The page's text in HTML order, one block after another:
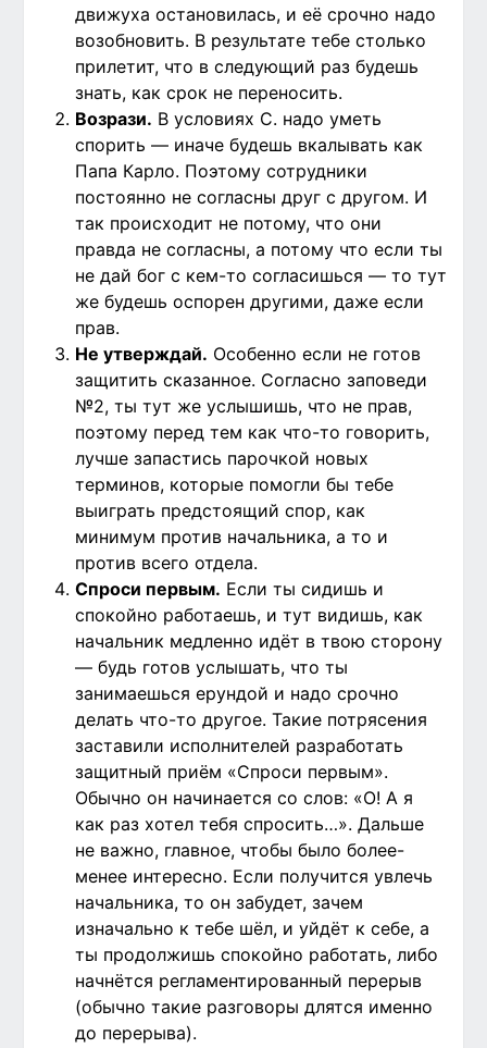
движуха остановилась, и её срочно надо
возобновить. В результате тебе столько
прилетит, что в следующий раз будешь
знать, как срок не переносить.
Возрази. В условиях С. надо уметь
спорить — иначе будешь вкалывать как
Папа Карло. Поэтому сотрудники
постоянно не согласны друг с другом. И
так происходит не потому, что они
правда не согласны, а потому что если ты
не дай бог с кем-то согласишься — то тут
же будешь оспорен другими, даже если
прав.
Не утверждай. Особенно если не готов
защитить сказанное. Согласно заповеди
№2, ты тут же услышишь, что не прав,
поэтому перед тем как что-то говорить,
лучше запастись парочкой новых
терминов, которые помогли бы тебе
выиграть предстоящий спор, как
минимум против начальника, а то и
против всего отдела.
Спроси первым. Если ты сидишь и
спокойно работаешь, и тут видишь, как
начальник медленно идёт в твою сторону
— будь готов услышать, что ты
занимаешься ерундой и надо срочно
делать что-то другое. Такие потрясения
заставили исполнителей разработать
защитный приём «Спроси первым».
Обычно он начинается со слов: «О! А я
как раз хотел тебя спросить…». Дальше
не важно, главное, чтобы было более-
менее интересно. Если получится увлечь
начальника, то он забудет, зачем
изначально к тебе шёл, и уйдёт к себе, а
ты продолжишь спокойно работать, либо
начнётся регламентированный перерыв
(обычно такие разговоры длятся именно
до перерыва).